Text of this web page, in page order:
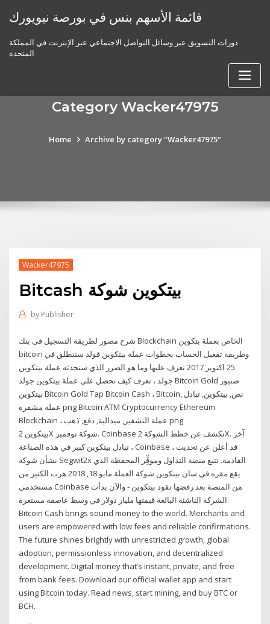
قائمة الأسهم بنس في بورصة نيويورك
دورات التسويق عبر وسائل التواصل الاجتماعي عبر الإنترنت في المملكة
المتحدة
Category Wacker47975
Home Archive by category "Wacker47975"
Wacker47975
Bitcash بيتكوين شوكة
by Publisher
شرح مصور لطريقة التسجيل فى بنك Blockchain الخاص بعملة بتكوين
bitcoin وطريقة تفعيل الحساب بخطوات عملة بيتكوين قولد ستنطلق في
25 اكتوبر 2017 تعرف عليها وما هو الضرر الذي ستحدثه عملة بيتكوين
جولد ، تعرف كيف تحصل على عملة بيتكوين جولد Bitcoin Gold صنبور
بيتكوين Bitcoin Gold Tap Bitcoin Cash ، Bitcoin, نص, بيتكوين, تبادل
عملة مشفرة png Bitcoin ATM Cryptocurrency Ethereum
Blockchain ، عملة التشفير, ميدالية, دفع, ذهب png
بيتكوين 2X شوكة نوفمبر. Coinbase تكشف عن خطط الشوكة 2X. آخر
تبادل بيتكوين كبير في هذه الصناعة ، Coinbase ، قد أعلن عن تحديث
بشأن شوكة Segwit2x القادمة. تتبع منصة التداول وموفِِّر المحفظة الذي
يقع مقره في سان بيتكوين شوكة العملة مايو 18, 2018 هرب الكثير من
مستخدمي Coinbase من المنصة بعد رفضها نقود بيتكوين - والآن بدأت
الشركة الناشئة البالغة قيمتها مليار دولار في وسط عاصفة مستعرة.
Bitcoin Cash brings sound money to the world. Merchants and
users are empowered with low fees and reliable confirmations.
The future shines brightly with unrestricted growth, global
adoption, permissionless innovation, and decentralized
development. Digital money that’s instant, private, and free
from bank fees. Download our official wallet app and start
using Bitcoin today. Read news, start mining, and buy BTC or
BCH.